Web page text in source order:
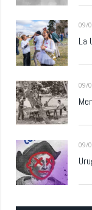
09/
La
09/
09/